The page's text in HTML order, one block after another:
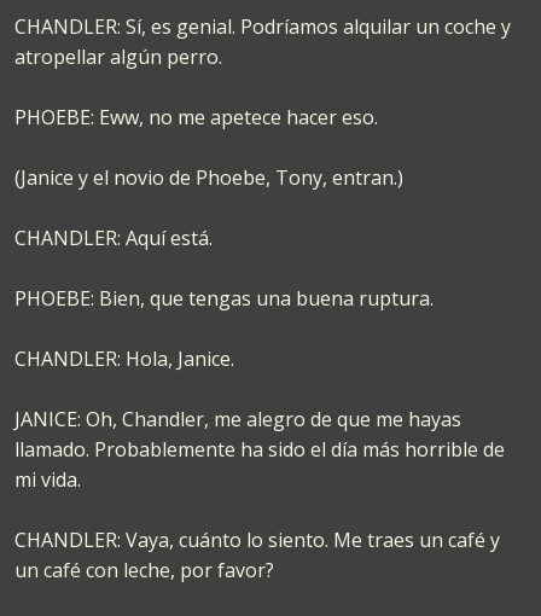
CHANDLER: Sí, es genial. Podríamos alquilar un coche y
atropellar algún perro.
PHOEBE: Eww, no me apetece hacer eso.
(Janice y el novio de Phoebe, Tony, entran.)
CHANDLER: Aquí está.
PHOEBE: Bien, que tengas una buena ruptura.
CHANDLER: Hola, Janice.
JANICE: Oh, Chandler, me alegro de que me hayas
llamado. Probablemente ha sido el día más horrible de
mi vida.
CHANDLER: Vaya, cuánto lo siento. Me traes un café y
un café con leche, por favor?